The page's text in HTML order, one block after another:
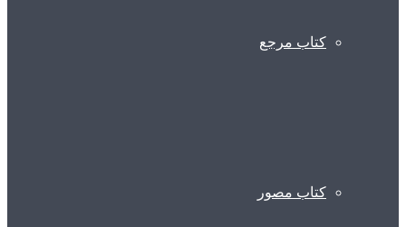
کتاب مرجع
کتاب مصور